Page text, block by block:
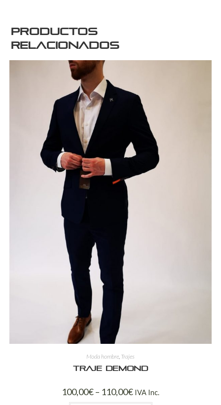
Productos
relacionados
Moda hombre Trajes
Traje Demond
100,00€– 110,00€ IVA Inc.